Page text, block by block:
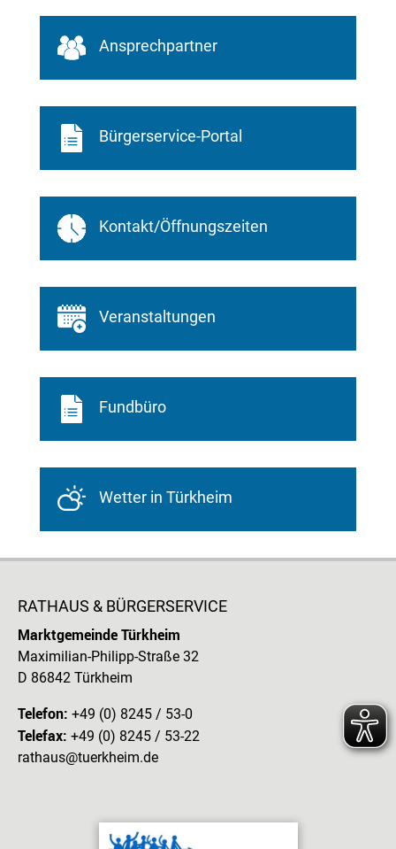
Ansprechpartner
Bürgerservice-Portal
Kontakt/Öffnungszeiten
Veranstaltungen
Fundbüro
Wetter in Türkheim
RATHAUS & BÜRGERSERVICE
Marktgemeinde Türkheim
Maximilian-Philipp-Straße 32
D 86842 Türkheim
Telefon: +49 (0) 8245 / 53-0
Telefax: +49 (0) 8245 / 53-22
rathaus@tuerkheim.de